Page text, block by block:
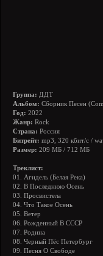
Группа: ДДТ
Альбом: Сборник Песен
Год: 2022
Жанр: Rock
Страна: Россия
Битрейт: mp3, 320 кбит/с /
Размер: 209 МБ / 712 MБ
Треклист:
01. Агидель (Белая Река)
02. В Последнюю Осень
03. Просвистела
04. Что Такое Осень
05. Ветер
06. Рожденный В СССР
07. Родина
08. Черный Пёс Петербург
09. Песня О Свободе